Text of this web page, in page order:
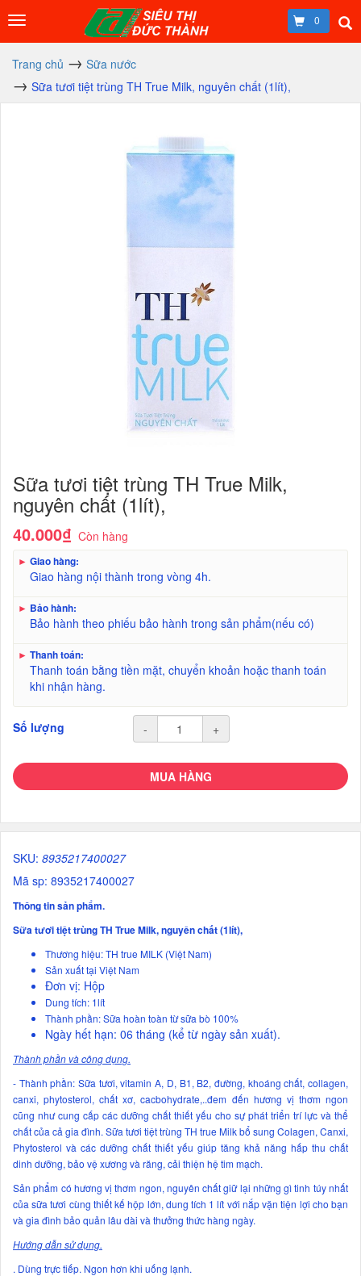
0
Trang chủ
Sữa nước
Sữa tươi tiệt trùng TH True Milk, nguyên chất (1lít),
Sữa tươi tiệt trùng TH True Milk,
nguyên chất (1lít),
40.000₫ Còn hàng
► Giao hàng:
Giao hàng nội thành trong vòng 4h.
► Bảo hành:
Bảo hành theo phiếu bảo hành trong sản phẩm(nếu có)
► Thanh toán:
Thanh toán bằng tiền mặt, chuyển khoản hoặc thanh toán
khi nhận hàng.
Số lượng - +
MUA HÀNG
SKU: 8935217400027
Mã sp: 8935217400027
Thông tin sản phẩm.
Sữa tươi tiệt trùng TH True Milk, nguyên chất (1lít),
Thương hiệu: TH true MILK (Việt Nam)
Sản xuất tại Việt Nam
Đơn vị: Hộp
Dung tích: 1lít
Thành phần: Sữa hoàn toàn từ sữa bò 100%
Ngày hết hạn: 06 tháng (kể từ ngày sản xuất).
Thành phần và công dụng.
- Thành phần: Sữa tươi, vitamin A, D, B1, B2, đường, khoáng chất, collagen,
canxi, phytosterol, chất xơ, cacbohydrate,..đem đến hương vị thơm ngon
cũng như cung cấp các dưỡng chất thiết yếu cho sự phát triển trí lực và thể
chất của cả gia đình. Sữa tươi tiệt trùng TH true Milk bổ sung Colagen, Canxi,
Phytosterol và các dưỡng chất thiết yếu giúp tăng khả năng hấp thu chất
dinh dưỡng, bảo vệ xương và răng, cải thiện hệ tim mạch.
Sản phẩm có hương vị thơm ngon, nguyên chất giữ lại những gì tinh túy nhất
của sữa tươi cùng thiết kế hộp lớn, dung tích 1 lít với nắp vặn tiện lợi cho bạn
và gia đình bảo quản lâu dài và thưởng thức hàng ngày.
Hướng dẫn sử dụng.
. Dùng trực tiếp. Ngon hơn khi uống lạnh.